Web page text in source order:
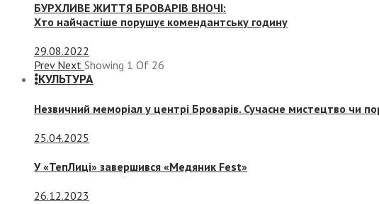
БУРХЛИВЕ ЖИТТЯ БРОВАРІВ ВНОЧІ:
Хто найчастіше порушує комендантську годину
29.08.2022
Prev Next Showing 1 Of 26
КУЛЬТУРА
Незвичний меморіал у центрі Броварів. Сучасне мистецтво чи
25.04.2025
У «ТепЛиці» завершився «Медяник Fest»
26.12.2023